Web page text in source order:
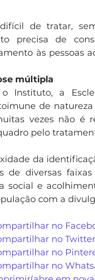
de tratar,
precisa de
às pessoas
múltipla
Instituto, a
de
vezes não é
pelo
da
de diversas
social e
com a
no
no
no
no